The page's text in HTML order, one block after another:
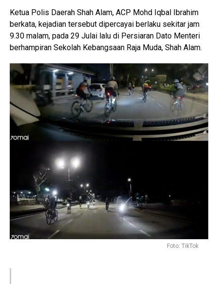
Ketua Polis Daerah Shah Alam, ACP Mohd Iqbal Ibrahim
berkata, kejadian tersebut dipercayai berlaku sekitar jam
9.30 malam, pada 29 Julai lalu di Persiaran Dato Menteri
berhampiran Sekolah Kebangsaan Raja Muda, Shah Alam.
Foto: TikTok